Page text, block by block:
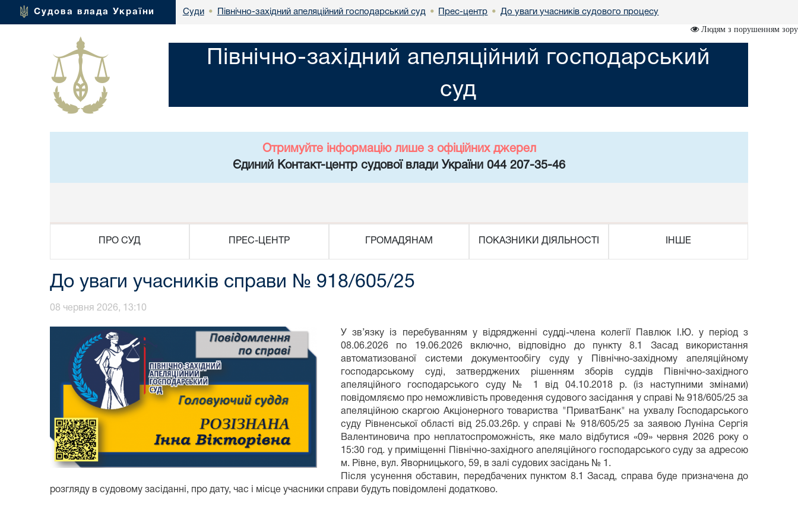
Судова влада України Суди • Північно-західний апеляційний господарський суд • Прес-центр • До уваги учасників судового процесу
Людям з порушенням зору
Північно-західний апеляційний господарський
суд
Отримуйте інформацію лише з офіційних джерел
Єдиний Контакт-центр судової влади України 044 207-35-46
ПРО СУД ПРЕС-ЦЕНТР ГРОМАДЯНАМ ПОКАЗНИКИ ДІЯЛЬНОСТІ ІНШЕ
До уваги учасників справи № 918/605/25
08 червня 2026, 13:10
У зв’язку із перебуванням у відрядженні судді-члена колегії Павлюк І.Ю. у період з
08.06.2026 по 19.06.2026 включно, відповідно до пункту 8.1 Засад використання
автоматизованої системи документообігу суду у Північно-західному апеляційному
господарському суді, затверджених рішенням зборів суддів Північно-західного
апеляційного господарського суду № 1 від 04.10.2018 р. (із наступними змінами)
повідомляємо про неможливість проведення судового засідання у справі № 918/605/25 за
апеляційною скаргою Акціонерного товариства "ПриватБанк" на ухвалу Господарського
суду Рівненської області від 25.03.26р. у справі № 918/605/25 за заявою Луніна Сергія
Валентиновича про неплатоспроможність, яке мало відбутися «09» червня 2026 року о
15:30 год. у приміщенні Північно-західного апеляційного господарського суду за адресою
м. Рівне, вул. Яворницького, 59, в залі судових засідань № 1.
Після усунення обставин, передбачених пунктом 8.1 Засад, справа буде призначена до
розгляду в судовому засіданні, про дату, час і місце учасники справи будуть повідомлені додатково.